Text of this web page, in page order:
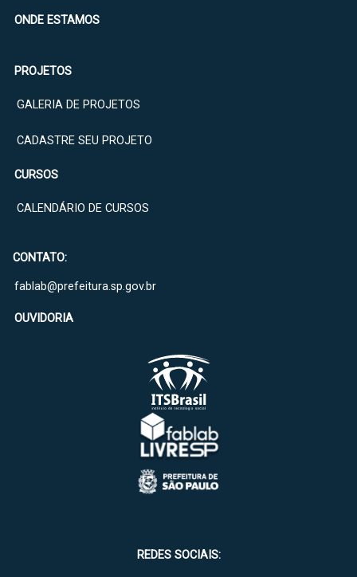
REDES SOCIAIS:
ONDE ESTAMOS
PROJETOS
GALERIA DE PROJETOS
CADASTRE SEU PROJETO
CURSOS
CALENDÁRIO DE CURSOS
CONTATO:
fablab@prefeitura.sp.gov.br
OUVIDORIA